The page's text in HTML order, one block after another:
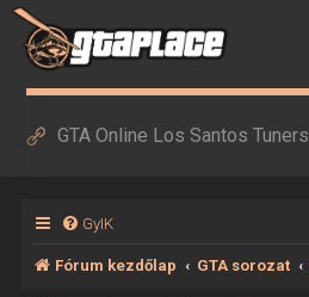
GTA Online Los Santos Tuners
GyIK
Fórum kezdőlap GTA sorozat